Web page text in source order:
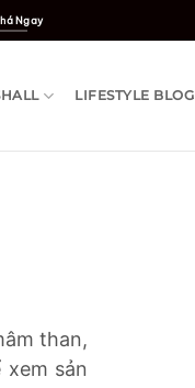
Ngay
LIFESTYLE BLOG
than,
sản